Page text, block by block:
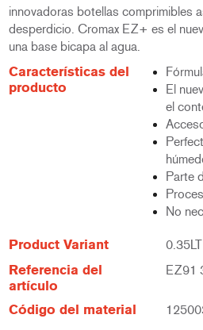
innovadoras botellas comprimibles
desperdicio. Cromax EZ+ es el
una base bicapa al agua.
Características del
producto
El
el
Parte
No
Product Variant 0.35LT
Referencia del
artículo
EZ91
Código del material